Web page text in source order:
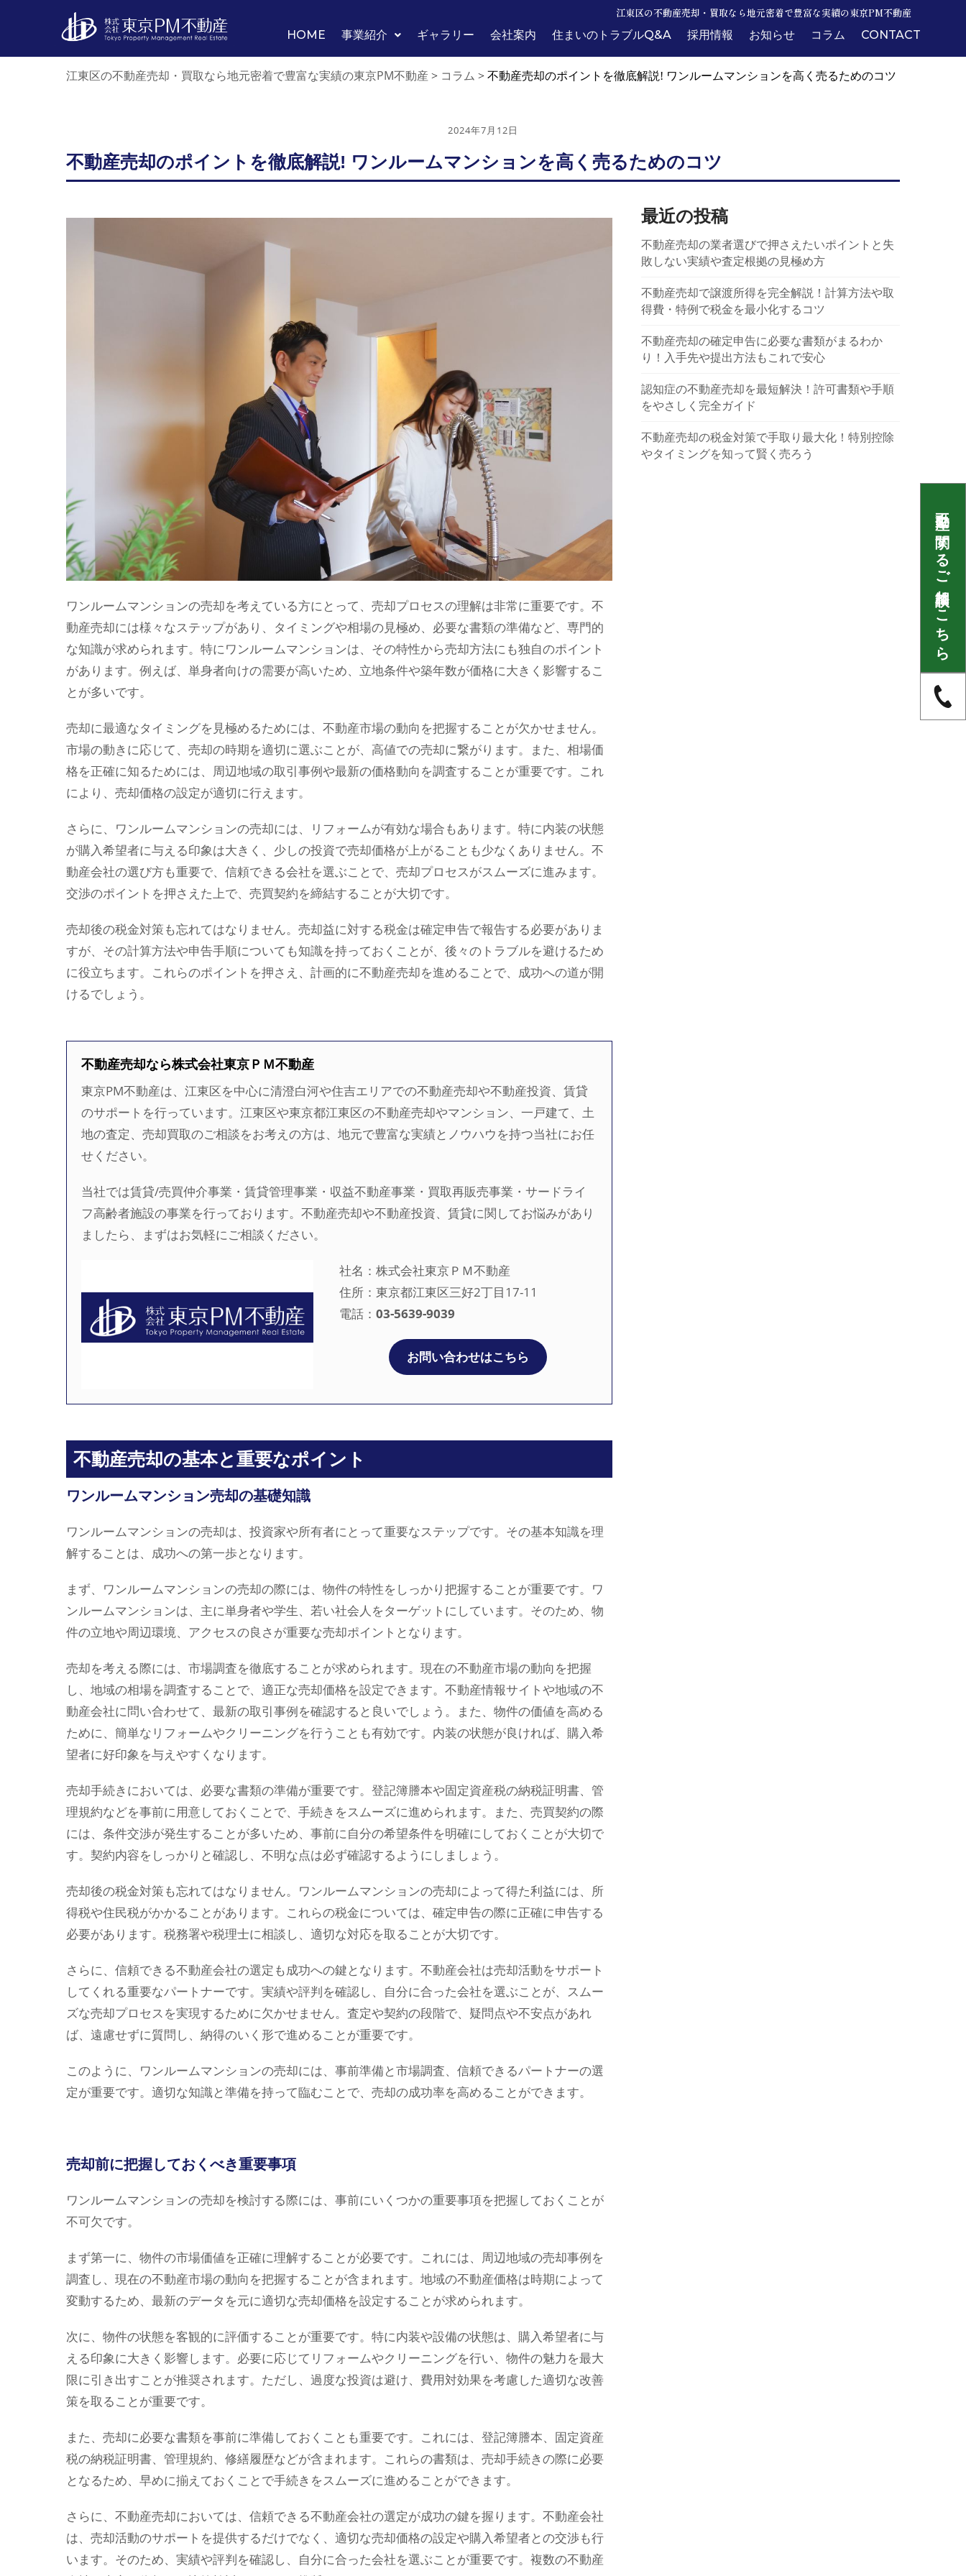
不動産に関するご相談はこちら
江東区の不動産売却・買取なら地元密着で豊富な実績の東京PM不動産
HOME
事業紹介 ギャラリー 会社案内 住まいのトラブルQ&A 採用情報 お知らせ コラム CONTACT
江東区の不動産売却・買取なら地元密着で豊富な実績の東京PM不動産 > コラム > 不動産売却のポイントを徹底解説! ワンルームマンションを高く売るためのコツ
2024年7月12日
不動産売却のポイントを徹底解説! ワンルームマンションを高く売るためのコツ
ワンルームマンションの売却を考えている方にとって、売却プロセスの理解は非常に重要です。不
動産売却には様々なステップがあり、タイミングや相場の見極め、必要な書類の準備など、専門的
な知識が求められます。特にワンルームマンションは、その特性から売却方法にも独自のポイント
があります。例えば、単身者向けの需要が高いため、立地条件や築年数が価格に大きく影響するこ
とが多いです。
売却に最適なタイミングを見極めるためには、不動産市場の動向を把握することが欠かせません。
市場の動きに応じて、売却の時期を適切に選ぶことが、高値での売却に繋がります。また、相場価
格を正確に知るためには、周辺地域の取引事例や最新の価格動向を調査することが重要です。これ
により、売却価格の設定が適切に行えます。
さらに、ワンルームマンションの売却には、リフォームが有効な場合もあります。特に内装の状態
が購入希望者に与える印象は大きく、少しの投資で売却価格が上がることも少なくありません。不
動産会社の選び方も重要で、信頼できる会社を選ぶことで、売却プロセスがスムーズに進みます。
交渉のポイントを押さえた上で、売買契約を締結することが大切です。
売却後の税金対策も忘れてはなりません。売却益に対する税金は確定申告で報告する必要がありま
すが、その計算方法や申告手順についても知識を持っておくことが、後々のトラブルを避けるため
に役立ちます。これらのポイントを押さえ、計画的に不動産売却を進めることで、成功への道が開
けるでしょう。
不動産売却なら株式会社東京ＰＭ不動産
東京PM不動産は、江東区を中心に清澄白河や住吉エリアでの不動産売却や不動産投資、賃貸
のサポートを行っています。江東区や東京都江東区の不動産売却やマンション、一戸建て、土
地の査定、売却買取のご相談をお考えの方は、地元で豊富な実績とノウハウを持つ当社にお任
せください。
当社では賃貸/売買仲介事業・賃貸管理事業・収益不動産事業・買取再販売事業・サードライ
フ高齢者施設の事業を行っております。不動産売却や不動産投資、賃貸に関してお悩みがあり
ましたら、まずはお気軽にご相談ください。
社名：株式会社東京ＰＭ不動産
住所：東京都江東区三好2丁目17-11
電話： 03-5639-9039
お問い合わせはこちら
不動産売却の基本と重要なポイント
ワンルームマンション売却の基礎知識
ワンルームマンションの売却は、投資家や所有者にとって重要なステップです。その基本知識を理
解することは、成功への第一歩となります。
まず、ワンルームマンションの売却の際には、物件の特性をしっかり把握することが重要です。ワ
ンルームマンションは、主に単身者や学生、若い社会人をターゲットにしています。そのため、物
件の立地や周辺環境、アクセスの良さが重要な売却ポイントとなります。
売却を考える際には、市場調査を徹底することが求められます。現在の不動産市場の動向を把握
し、地域の相場を調査することで、適正な売却価格を設定できます。不動産情報サイトや地域の不
動産会社に問い合わせて、最新の取引事例を確認すると良いでしょう。また、物件の価値を高める
ために、簡単なリフォームやクリーニングを行うことも有効です。内装の状態が良ければ、購入希
望者に好印象を与えやすくなります。
売却手続きにおいては、必要な書類の準備が重要です。登記簿謄本や固定資産税の納税証明書、管
理規約などを事前に用意しておくことで、手続きをスムーズに進められます。また、売買契約の際
には、条件交渉が発生することが多いため、事前に自分の希望条件を明確にしておくことが大切で
す。契約内容をしっかりと確認し、不明な点は必ず確認するようにしましょう。
売却後の税金対策も忘れてはなりません。ワンルームマンションの売却によって得た利益には、所
得税や住民税がかかることがあります。これらの税金については、確定申告の際に正確に申告する
必要があります。税務署や税理士に相談し、適切な対応を取ることが大切です。
さらに、信頼できる不動産会社の選定も成功への鍵となります。不動産会社は売却活動をサポート
してくれる重要なパートナーです。実績や評判を確認し、自分に合った会社を選ぶことが、スムー
ズな売却プロセスを実現するために欠かせません。査定や契約の段階で、疑問点や不安点があれ
ば、遠慮せずに質問し、納得のいく形で進めることが重要です。
このように、ワンルームマンションの売却には、事前準備と市場調査、信頼できるパートナーの選
定が重要です。適切な知識と準備を持って臨むことで、売却の成功率を高めることができます。
売却前に把握しておくべき重要事項
ワンルームマンションの売却を検討する際には、事前にいくつかの重要事項を把握しておくことが
不可欠です。
まず第一に、物件の市場価値を正確に理解することが必要です。これには、周辺地域の売却事例を
調査し、現在の不動産市場の動向を把握することが含まれます。地域の不動産価格は時期によって
変動するため、最新のデータを元に適切な売却価格を設定することが求められます。
次に、物件の状態を客観的に評価することが重要です。特に内装や設備の状態は、購入希望者に与
える印象に大きく影響します。必要に応じてリフォームやクリーニングを行い、物件の魅力を最大
限に引き出すことが推奨されます。ただし、過度な投資は避け、費用対効果を考慮した適切な改善
策を取ることが重要です。
また、売却に必要な書類を事前に準備しておくことも重要です。これには、登記簿謄本、固定資産
税の納税証明書、管理規約、修繕履歴などが含まれます。これらの書類は、売却手続きの際に必要
となるため、早めに揃えておくことで手続きをスムーズに進めることができます。
さらに、不動産売却においては、信頼できる不動産会社の選定が成功の鍵を握ります。不動産会社
は、売却活動のサポートを提供するだけでなく、適切な売却価格の設定や購入希望者との交渉も行
います。そのため、実績や評判を確認し、自分に合った会社を選ぶことが重要です。複数の不動産
最近の投稿
不動産売却の業者選びで押さえたいポイントと失
敗しない実績や査定根拠の見極め方
不動産売却で譲渡所得を完全解説！計算方法や取
得費・特例で税金を最小化するコツ
不動産売却の確定申告に必要な書類がまるわか
り！入手先や提出方法もこれで安心
認知症の不動産売却を最短解決！許可書類や手順
をやさしく完全ガイド
不動産売却の税金対策で手取り最大化！特別控除
やタイミングを知って賢く売ろう